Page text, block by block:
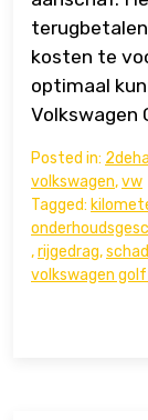
kosten te
optimaal
Volkswagen
Posted in:
volkswagen,vw
Tagged:
,rijgedrag,
volkswagen